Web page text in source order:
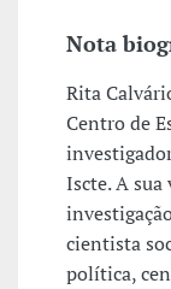
Nota
Rita
Centro de
Iscte. A
cientista
política,